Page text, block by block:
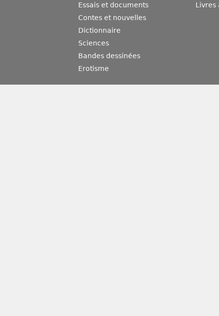
Essais et documents
Contes et nouvelles
Dictionnaire
Sciences
Bandes dessinées
Erotisme
Livres